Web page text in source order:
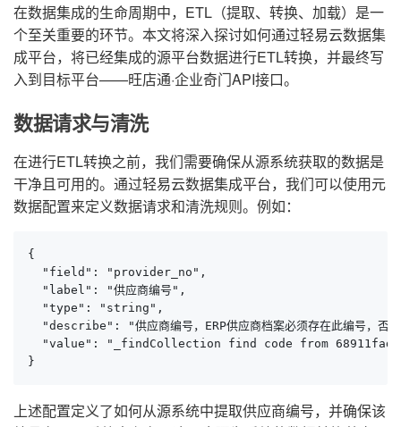
在数据集成的生命周期中，ETL（提取、转换、加载）是一
个至关重要的环节。本文将深入探讨如何通过轻易云数据集
成平台，将已经集成的源平台数据进行ETL转换，并最终写
入到目标平台——旺店通·企业奇门API接口。
数据请求与清洗
在进行ETL转换之前，我们需要确保从源系统获取的数据是
干净且可用的。通过轻易云数据集成平台，我们可以使用元
数据配置来定义数据请求和清洗规则。例如：
{
  "field": "provider_no",
  "label": "供应商编号",
  "type": "string",
"describe": "供应商编号，ERP供应商档案必须存在此编号，否
"value": "_findCollection find code from
}
上述配置定义了如何从源系统中提取供应商编号，并确保该